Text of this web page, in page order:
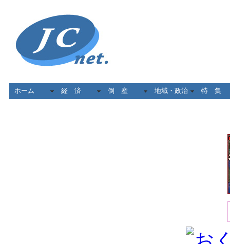
ホーム 経 済 倒 産 地域・政治 特 集